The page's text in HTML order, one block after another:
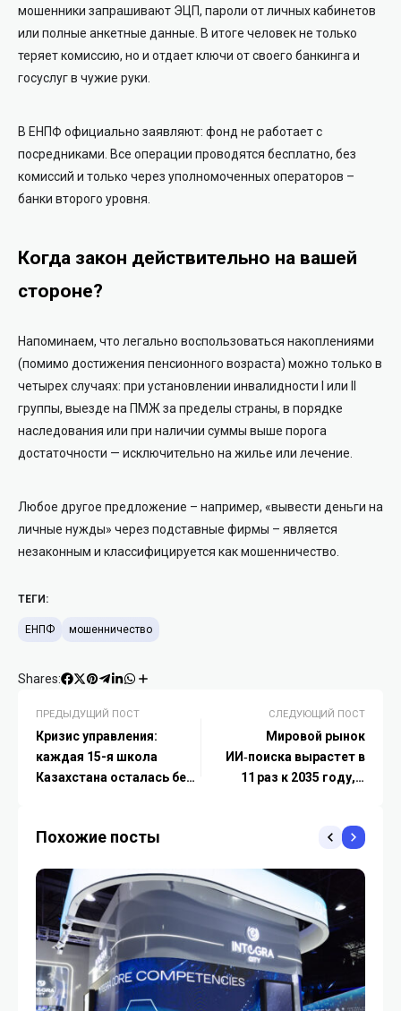
мошенники запрашивают ЭЦП, пароли от личных кабинетов
или полные анкетные данные. В итоге человек не только
теряет комиссию, но и отдает ключи от своего банкинга и
госуслуг в чужие руки.
В ЕНПФ официально заявляют: фонд не работает с
посредниками. Все операции проводятся бесплатно, без
комиссий и только через уполномоченных операторов –
банки второго уровня.
Когда закон действительно на вашей
стороне?
Напоминаем, что легально воспользоваться накоплениями
(помимо достижения пенсионного возраста) можно только в
четырех случаях: при установлении инвалидности I или II
группы, выезде на ПМЖ за пределы страны, в порядке
наследования или при наличии суммы выше порога
достаточности — исключительно на жилье или лечение.
Любое другое предложение – например, «вывести деньги на
личные нужды» через подставные фирмы – является
незаконным и классифицируется как мошенничество.
ТЕГИ:
ЕНПФ мошенничество
Shares:
ПРЕДЫДУЩИЙ ПОСТ
Кризис управления:
каждая 15-я школа
Казахстана осталась без
СЛЕДУЮЩИЙ ПОСТ
Мировой рынок
ИИ‑поиска вырастет в
11 раз к 2035 году, а
Precedence Research
Похожие посты